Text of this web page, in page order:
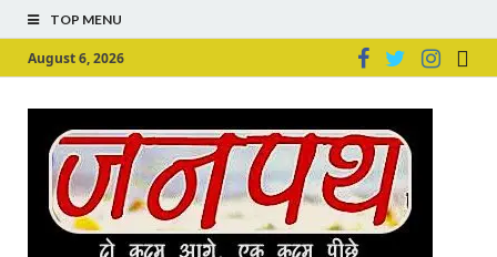
TOP MENU
August 6, 2026